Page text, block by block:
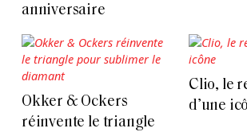
anniversaire
Okker & Ockers
réinvente le triangle
Clio, le
d’une